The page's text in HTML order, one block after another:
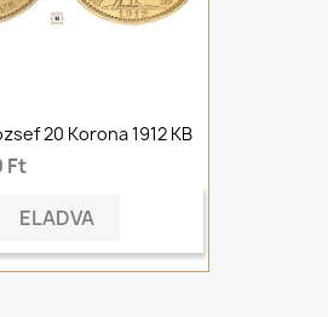
20 Korona 1912 KB
Ft
ELADVA